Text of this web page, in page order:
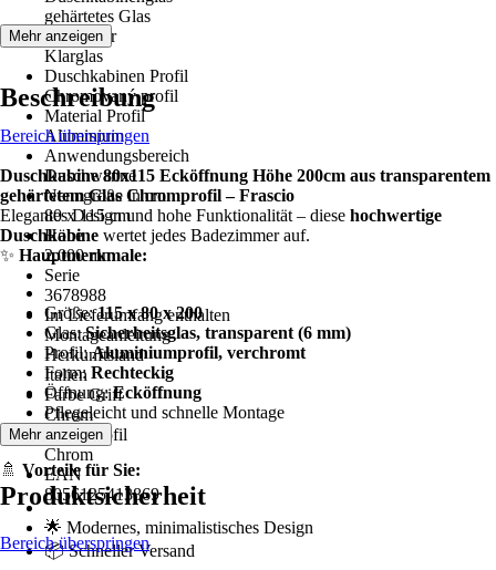
gehärtetes Glas
Glasdekor
Klarglas
Duschkabinen Profil
Chromovaný profil
Material Profil
Aluminium
Anwendungsbereich
Duschwanne
Nenngröße in cm
80 x 115 cm
Höhe
2.000 mm
Serie
3678988
Im Lieferumfang enthalten
Montageanleitung
Herkunftsland
Italien
Farbe Griff
Chrom
Farbe Profil
Chrom
EAN
8056125413869
Mehr anzeigen
Beschreibung
Bereich überspringen
Duschkabine 80x115 Ecköffnung Höhe 200cm aus transparentem
gehärtetem Glas Chromprofil – Frascio
Elegantes Design und hohe Funktionalität – diese hochwertige
Duschkabine wertet jedes Badezimmer auf.
✨ Hauptmerkmale:
Größe:115 x 80 x 200
Glas:Sicherheitsglas, transparent (6 mm)
Profil:Aluminiumprofil, verchromt
Form: Rechteckig
Öffnung:Ecköffnung
Pflegeleicht und schnelle Montage
🚿 Vorteile für Sie:
🌟 Modernes, minimalistisches Design
📦 Schneller Versand
Mehr anzeigen
Produktsicherheit
Bereich überspringen